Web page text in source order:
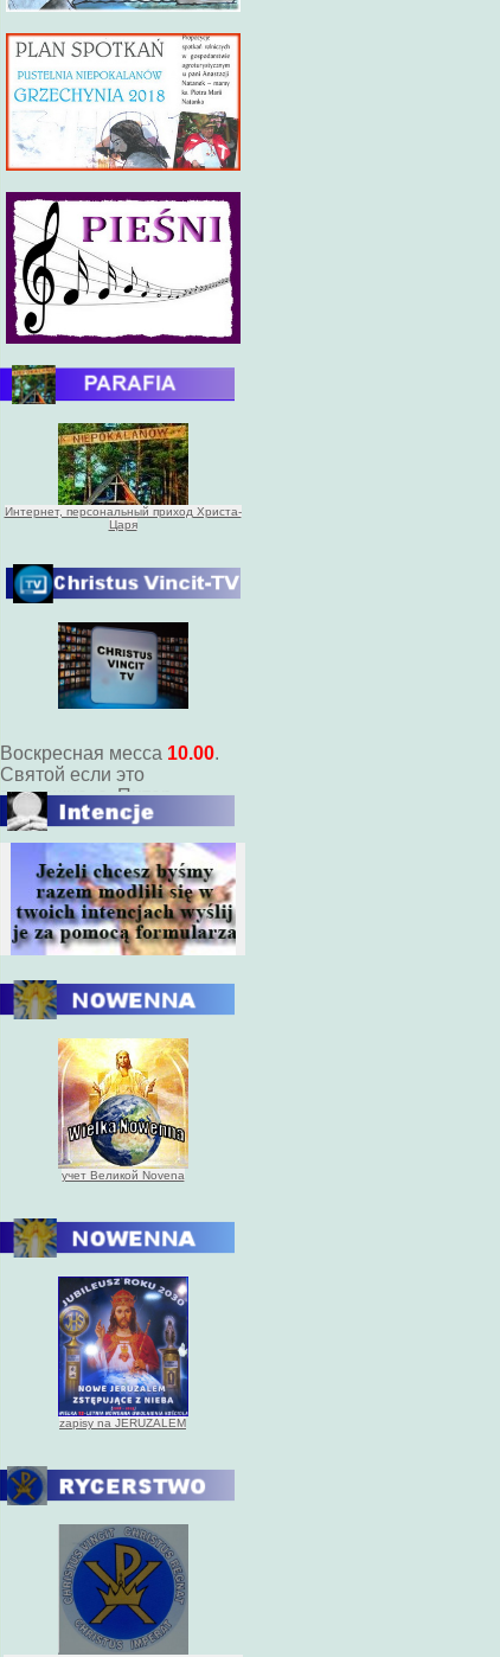
Интернет, персональный приход Христа-
Царя
Нынешняя программа
прямой передачи (живой)
Массовая
7.00
Святой если это
возможно, о. Питер
учет Великой Novena
zapisy na JERUZALEM